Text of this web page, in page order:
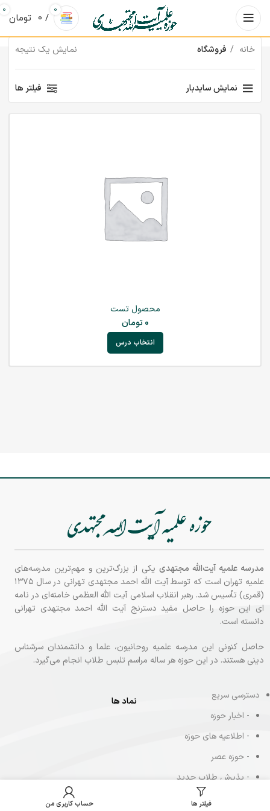
0
0
/
0 تومان
خانه فروشگاه نمایش یک نتیجه
نمایش سایدبار فیلتر ها
محصول تست
0 تومان
انتخاب درس
مدرسه علمیه آیت‌الله مجتهدی یکی از بزرگ‌ترین و مهم‌ترین مدرسه‌های
علمیه تهران است که توسط آیت الله احمد مجتهدی تهرانی در سال ۱۳۷۵
(قمری) تأسیس شد. رهبر انقلاب اسلامی آیت الله العظمی خامنه‌ای در نامه‌
ای این حوزه را حاصل مفید دسترنج آیت الله احمد مجتهدی تهرانی
دانسته‌ است.
حاصل کنونی این مدرسه علمیه روحانیون، علما و دانشمندان سرشناس
دینی هستند. در این حوزه هر ساله مراسم تلبس طلاب انجام می‌گیرد.
دسترسی سریع
- اخبار حوزه
- اطلاعیه های حوزه
- حوزه عصر
- پذیرش طلاب جدید
نماد ها
فیلتر ها حساب کاربری من